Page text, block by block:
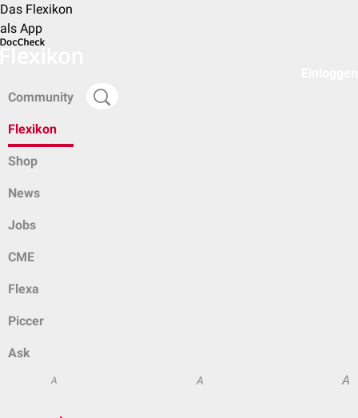
Das Flexikon
als App
Community
Flexikon
Shop
News
Jobs
CME
Flexa
Piccer
Ask
A A A